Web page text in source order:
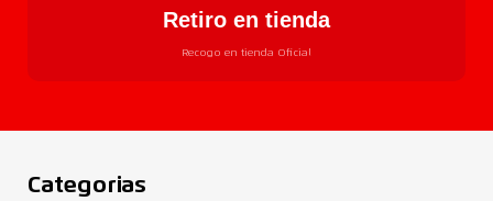
Retiro en tienda
Recogo en tienda Oficial
Categorias